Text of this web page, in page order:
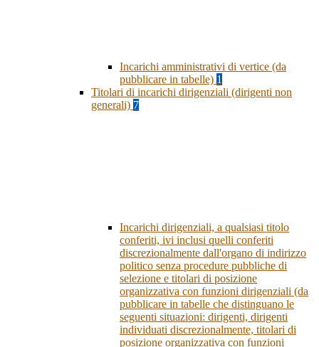
Incarichi amministrativi di vertice (da
pubblicare in tabelle) 1
Titolari di incarichi dirigenziali (dirigenti non
generali) 7
Incarichi dirigenziali, a qualsiasi titolo
conferiti, ivi inclusi quelli conferiti
discrezionalmente dall'organo di indirizzo
politico senza procedure pubbliche di
selezione e titolari di posizione
organizzativa con funzioni dirigenziali (da
pubblicare in tabelle che distinguano le
seguenti situazioni: dirigenti, dirigenti
individuati discrezionalmente, titolari di
posizione organizzativa con funzioni